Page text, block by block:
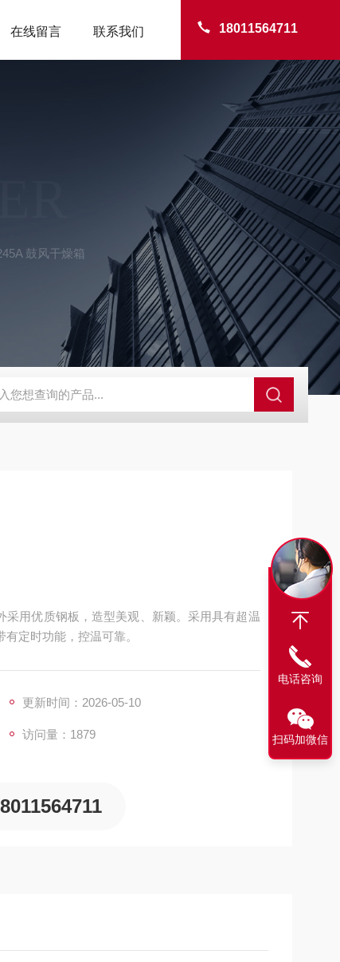
18011564711
在线留言 联系我们
鼓风干燥箱
100B SBD-100D成都漏氯报警仪 漏氯报警器 漏氯检测仪
用优质钢板，造型美观、新颖。采用具有超温
定时功能，控温可靠。
更新时间：2026-05-10
访问量：1879
电话咨询
扫码加微信